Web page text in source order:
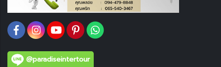
@paradiseintertour